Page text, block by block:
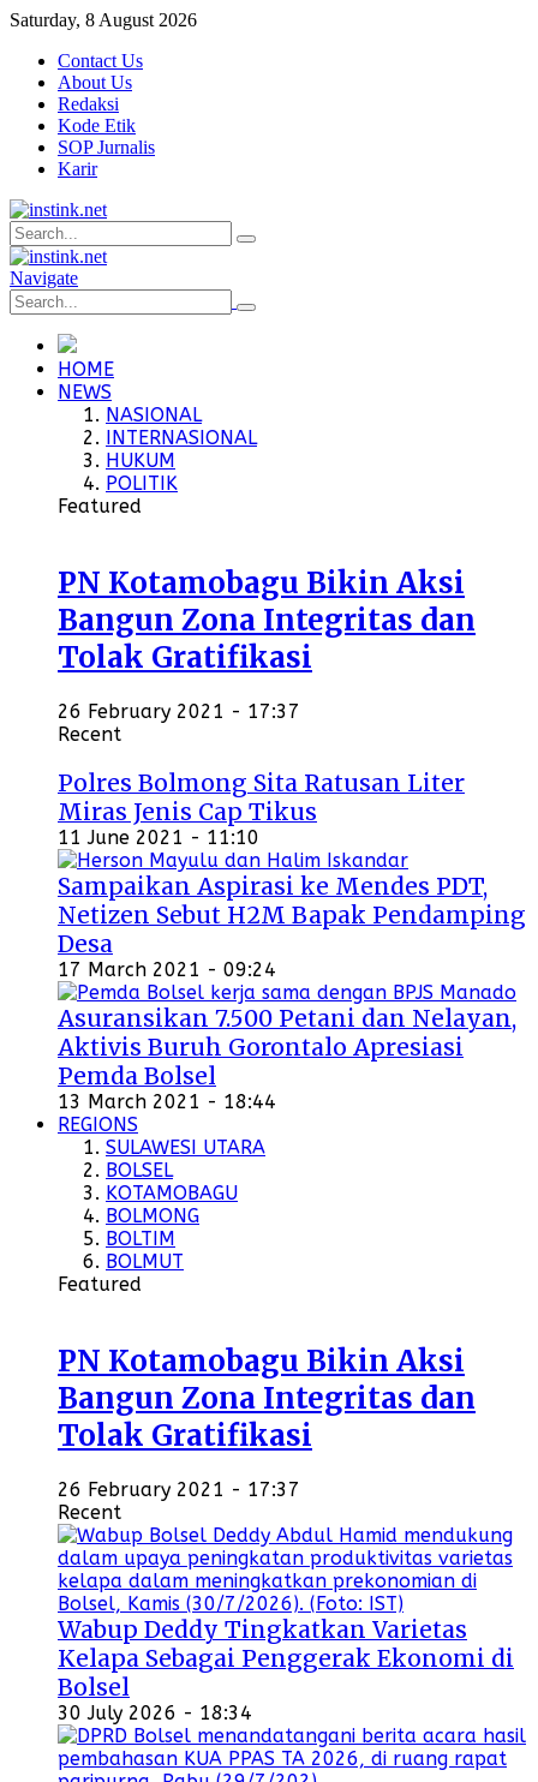
Saturday, 8 August 2026
Contact Us
About Us
Redaksi
Kode Etik
SOP Jurnalis
Karir
Navigate
HOME
NEWS
NASIONAL
INTERNASIONAL
HUKUM
POLITIK
Featured
PN Kotamobagu Bikin Aksi
Bangun Zona Integritas dan
Tolak Gratifikasi
26 February 2021 - 17:37
Recent
Polres Bolmong Sita Ratusan Liter
Miras Jenis Cap Tikus
11 June 2021 - 11:10
Sampaikan Aspirasi ke Mendes PDT,
Netizen Sebut H2M Bapak Pendamping
Desa
17 March 2021 - 09:24
Asuransikan 7.500 Petani dan Nelayan,
Aktivis Buruh Gorontalo Apresiasi
Pemda Bolsel
13 March 2021 - 18:44
REGIONS
SULAWESI UTARA
BOLSEL
KOTAMOBAGU
BOLMONG
BOLTIM
BOLMUT
Featured
PN Kotamobagu Bikin Aksi
Bangun Zona Integritas dan
Tolak Gratifikasi
26 February 2021 - 17:37
Recent
Wabup Deddy Tingkatkan Varietas
Kelapa Sebagai Penggerak Ekonomi di
Bolsel
30 July 2026 - 18:34